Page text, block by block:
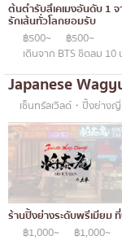
ต้นตำรับสึเคเมงอันดับ 1
รักเส้นทั่วโลกยอมรับ
฿500~
฿500~
เดินจาก BTS ชิดลม 10
Japanese
เซ็นทรัลเวิลด์・ปิ้งย่า
ร้านปิ้งย่างระดับพรีเมียม
฿1,000~
฿1,000~